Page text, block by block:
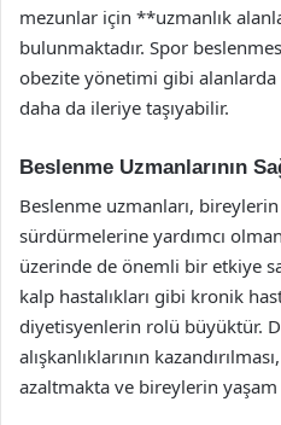
mezunlar için **uzmanlık
bulunmaktadır. Spor
obezite yönetimi gibi
daha da ileriye taşıyabilir.
Beslenme Uzmanlarının
Beslenme uzmanları, bireylerin
sürdürmelerine yardımcı
üzerinde de önemli bir etkiye
kalp hastalıkları gibi kronik
diyetisyenlerin rolü büyüktür.
alışkanlıklarının
azaltmakta ve bireylerin yaşam